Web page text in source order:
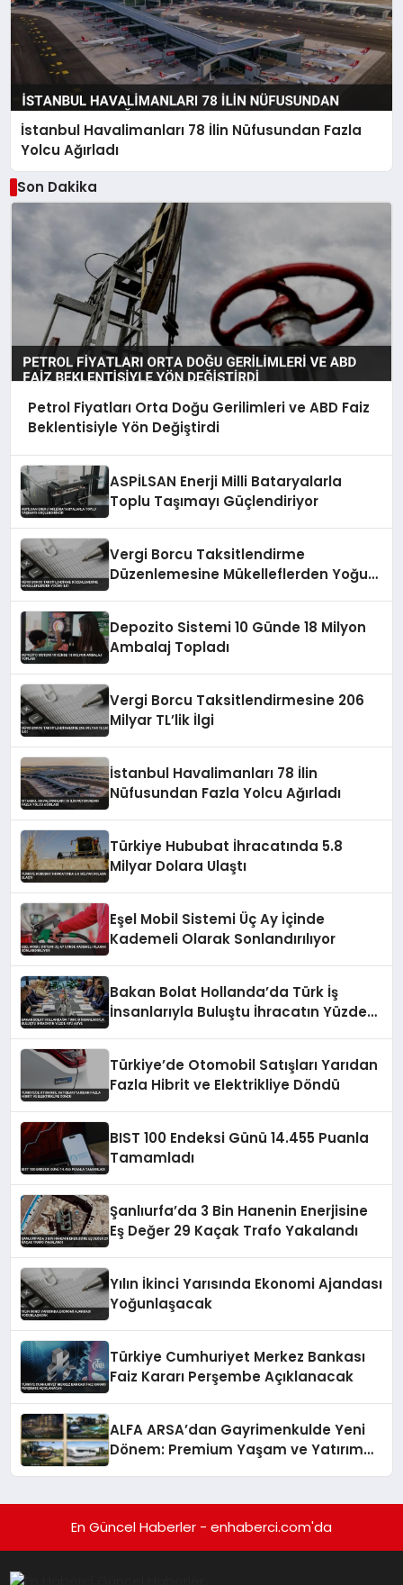
İstanbul Havalimanları 78 İlin Nüfusundan Fazla
Yolcu Ağırladı
Son Dakika
Petrol Fiyatları Orta Doğu Gerilimleri ve ABD Faiz
Beklentisiyle Yön Değiştirdi
ASPİLSAN Enerji Milli Bataryalarla
Toplu Taşımayı Güçlendiriyor
Vergi Borcu Taksitlendirme
Düzenlemesine Mükelleflerden Yoğun
Depozito Sistemi 10 Günde 18 Milyon
Ambalaj Topladı
Vergi Borcu Taksitlendirmesine 206
Milyar TL’lik İlgi
İstanbul Havalimanları 78 İlin
Nüfusundan Fazla Yolcu Ağırladı
Türkiye Hububat İhracatında 5.8
Milyar Dolara Ulaştı
Eşel Mobil Sistemi Üç Ay İçinde
Kademeli Olarak Sonlandırılıyor
Bakan Bolat Hollanda’da Türk İş
İnsanlarıyla Buluştu İhracatın Yüzde
Türkiye’de Otomobil Satışları Yarıdan
Fazla Hibrit ve Elektrikliye Döndü
BIST 100 Endeksi Günü 14.455 Puanla
Tamamladı
Şanlıurfa’da 3 Bin Hanenin Enerjisine
Eş Değer 29 Kaçak Trafo Yakalandı
Yılın İkinci Yarısında Ekonomi Ajandası
Yoğunlaşacak
Türkiye Cumhuriyet Merkez Bankası
Faiz Kararı Perşembe Açıklanacak
ALFA ARSA’dan Gayrimenkulde Yeni
Dönem: Premium Yaşam ve Yatırım
En Güncel Haberler - enhaberci.com'da